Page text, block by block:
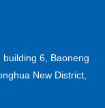
building 6, Baoneng
New District,